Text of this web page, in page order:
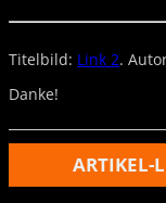
Titelbild: Link 2.
Danke!
ARTIKEL-